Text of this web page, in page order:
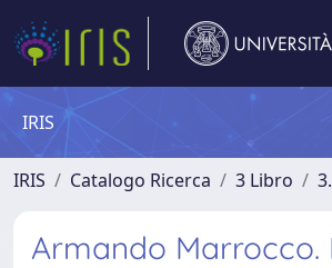
IRIS
IRIS Catalogo Ricerca 3 Libro
Armando Marrocco.